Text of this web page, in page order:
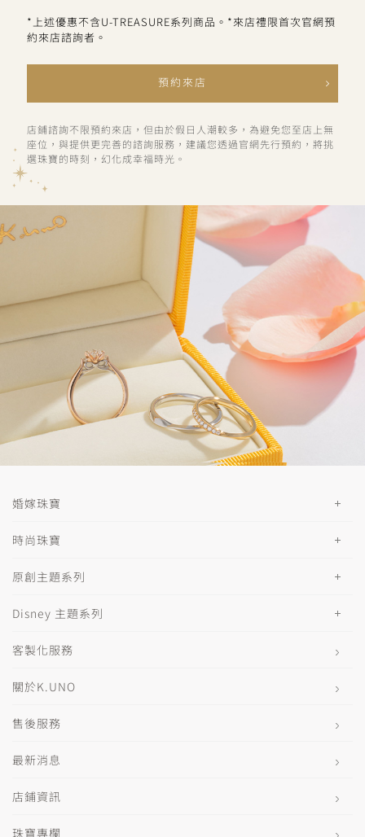
*上述優惠不含U-TREASURE系列商品。*來店禮限首次官網預
約來店諮詢者。
預約來店
店鋪諮詢不限預約來店，但由於假日人潮較多，為避免您至店上無
座位，與提供更完善的諮詢服務，建議您透過官網先行預約，將挑
選珠寶的時刻，幻化成幸福時光。
婚嫁珠寶
時尚珠寶
原創主題系列
Disney 主題系列
客製化服務
關於K.UNO
售後服務
最新消息
店鋪資訊
珠寶專欄